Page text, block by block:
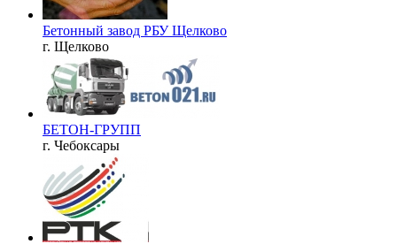
Бетонный завод РБУ Щелково
г. Щелково
БЕТОН-ГРУПП
г. Чебоксары